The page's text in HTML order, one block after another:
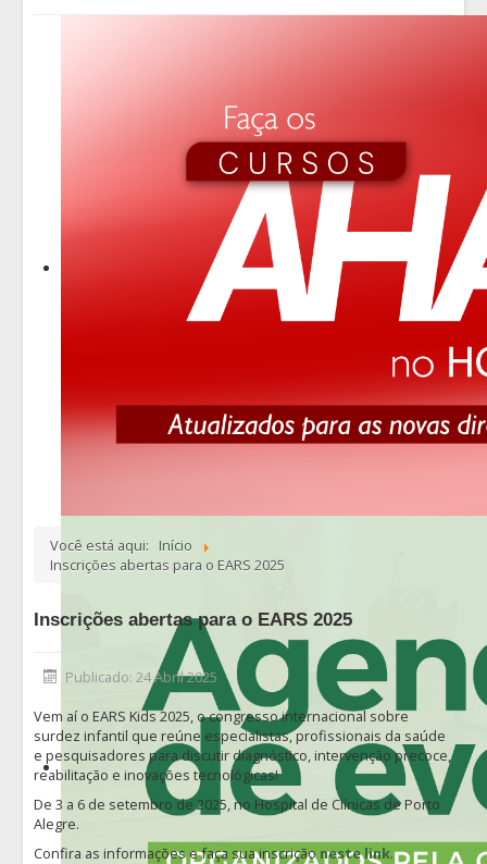
Você está aqui:
Início
Inscrições abertas para o EARS 2025
Inscrições abertas para o EARS 2025
Publicado: 24 Abril 2025
Vem aí o EARS Kids 2025, o congresso internacional sobre
surdez infantil que reúne especialistas, profissionais da saúde
e pesquisadores para discutir diagnóstico, intervenção precoce,
reabilitação e inovações tecnológicas!
De 3 a 6 de setembro de 2025, no Hospital de Clínicas de Porto
Alegre.
Confira as informações e faça sua inscrição neste link.